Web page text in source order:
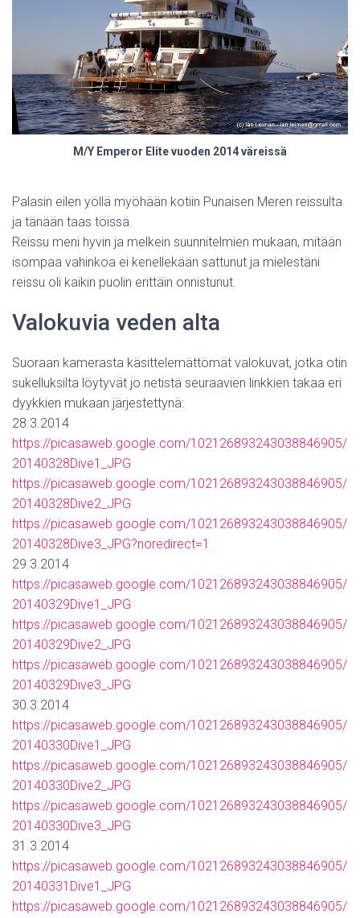
M/Y Emperor Elite vuoden 2014 väreissä
Palasin eilen yöllä myöhään kotiin Punaisen Meren reissulta
ja tänään taas töissä.
Reissu meni hyvin ja melkein suunnitelmien mukaan, mitään
isompaa vahinkoa ei kenellekään sattunut ja mielestäni
reissu oli kaikin puolin erittäin onnistunut.
Valokuvia veden alta
Suoraan kamerasta käsittelemättömät valokuvat, jotka otin
sukelluksilta löytyvät jo netistä seuraavien linkkien takaa eri
dyykkien mukaan järjestettynä:
28.3.2014
https://picasaweb.google.com/102126893243038846905/
20140328Dive1_JPG
https://picasaweb.google.com/102126893243038846905/
20140328Dive2_JPG
https://picasaweb.google.com/102126893243038846905/
20140328Dive3_JPG?noredirect=1
29.3.2014
https://picasaweb.google.com/102126893243038846905/
20140329Dive1_JPG
https://picasaweb.google.com/102126893243038846905/
20140329Dive2_JPG
https://picasaweb.google.com/102126893243038846905/
20140329Dive3_JPG
30.3.2014
https://picasaweb.google.com/102126893243038846905/
20140330Dive1_JPG
https://picasaweb.google.com/102126893243038846905/
20140330Dive2_JPG
https://picasaweb.google.com/102126893243038846905/
20140330Dive3_JPG
31.3.2014
https://picasaweb.google.com/102126893243038846905/
20140331Dive1_JPG
https://picasaweb.google.com/102126893243038846905/